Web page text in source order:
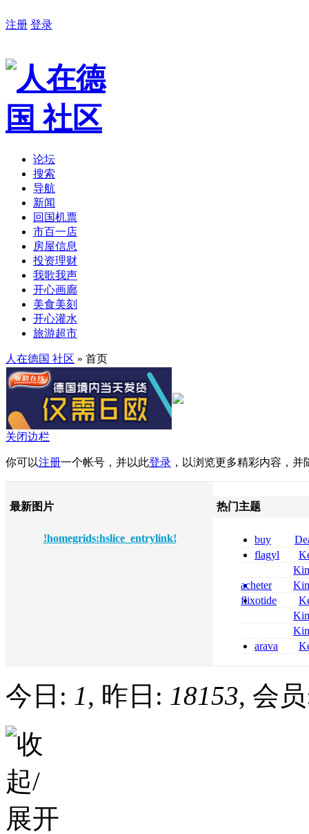
注册 登录
论坛
搜索
导航
新闻
回国机票
市百一店
房屋信息
投资理财
我歌我声
开心画廊
美食美刻
开心灌水
旅游超市
人在德国 社区 » 首页
关闭边栏
你可以注册一个帐号，并以此登录 ，以浏览更多精彩内容，
最新图片
!homegrids:hslice_entrylink!
热门主题
buy
pregabalin
pregabalin
flagyl
online
bestellen
nolvadex
nolvadex
acheter
celebrex
flixotide
junior kaufen
métronidazole
2026
coumadin
arava
今日: 1, 昨日: 18153, 会